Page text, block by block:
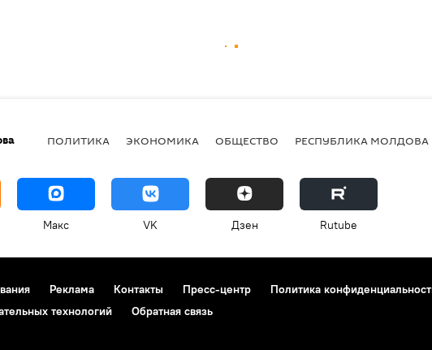
ПОЛИТИКА ЭКОНОМИКА ОБЩЕСТВО РЕСПУБЛИКА МОЛДОВА
Макс VK Дзен Rutube
Реклама Контакты Пресс-центр Политика
технологий
Обратная связь